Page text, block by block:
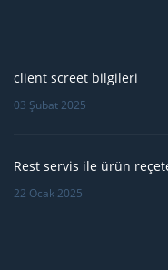
client screet bilgileri
03 Şubat 2025
Rest servis ile ürün
22 Ocak 2025